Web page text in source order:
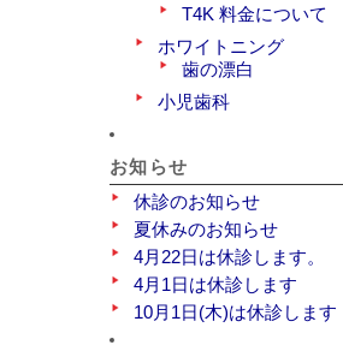
T4K 料金について
ホワイトニング
歯の漂白
小児歯科
お知らせ
休診のお知らせ
夏休みのお知らせ
4月22日は休診します。
4月1日は休診します
10月1日(木)は休診します